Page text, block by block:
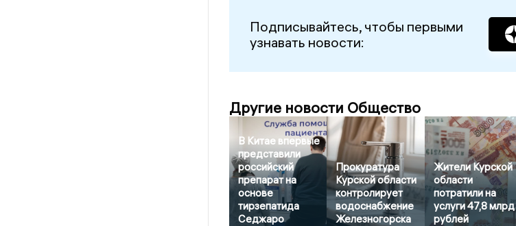
Подписывайтесь, чтобы первыми
узнавать новости:
Другие новости Общество
В Китае впервые
представили
российский
препарат на
основе
тирзепатида
Седжаро
Прокуратура
Курской области
контролирует
водоснабжение
Железногорска
Жители Курской
области
потратили на
услуги 47,8 млрд
рублей